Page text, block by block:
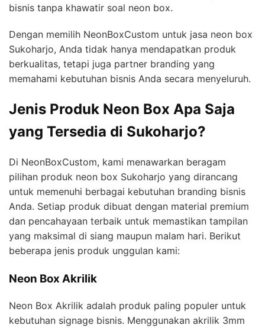
bisnis tanpa khawatir soal neon box.
Dengan memilih NeonBoxCustom untuk jasa neon box
Sukoharjo, Anda tidak hanya mendapatkan produk
berkualitas, tetapi juga partner branding yang
memahami kebutuhan bisnis Anda secara menyeluruh.
Jenis Produk Neon Box Apa Saja
yang Tersedia di Sukoharjo?
Di NeonBoxCustom, kami menawarkan beragam
pilihan produk neon box Sukoharjo yang dirancang
untuk memenuhi berbagai kebutuhan branding bisnis
Anda. Setiap produk dibuat dengan material premium
dan pencahayaan terbaik untuk memastikan tampilan
yang maksimal di siang maupun malam hari. Berikut
beberapa jenis produk unggulan kami:
Neon Box Akrilik
Neon Box Akrilik adalah produk paling populer untuk
kebutuhan signage bisnis. Menggunakan akrilik 3mm